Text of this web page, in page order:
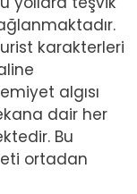
karakterleri
algısı
dair her
Bu
ortadan